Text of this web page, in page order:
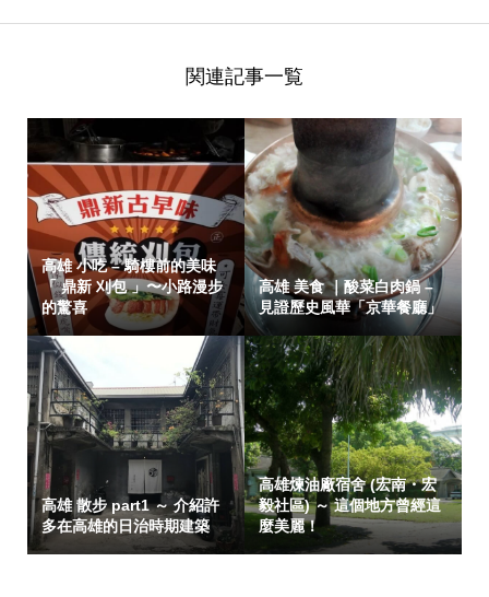
関連記事一覧
高雄 小吃 – 騎樓前的美味
「 鼎新 刈包 」〜小路漫步
的驚喜
高雄 美食 ｜酸菜白肉鍋 –
見證歷史風華「京華餐廳」
高雄 散步 part1 ～ 介紹許
多在高雄的日治時期建築
高雄煉油廠宿舍 (宏南・宏
毅社區) ～ 這個地方曾經這
麼美麗！